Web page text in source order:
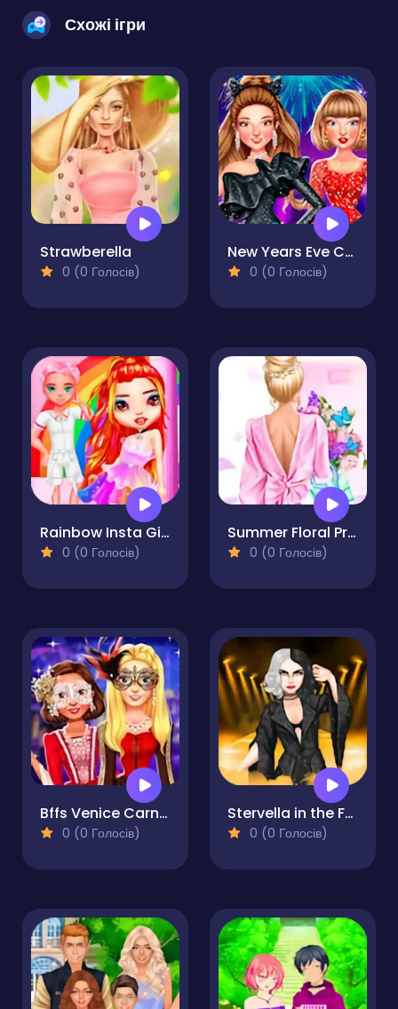
Схожі ігри
Strawberella
0 (0 Голосів)
New Years Eve Cruise Party
0 (0 Голосів)
Rainbow Insta Girls
0 (0 Голосів)
Summer Floral Prints
0 (0 Голосів)
Bffs Venice Carnival Celebrations
0 (0 Голосів)
Stervella in the Fashion World
0 (0 Голосів)